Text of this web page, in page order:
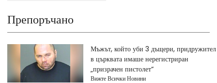
Препоръчано
Мъжът, който уби 3 дъщери, придружител
в църквата имаше нерегистриран
„призрачен пистолет“
Вижте Всички Новини